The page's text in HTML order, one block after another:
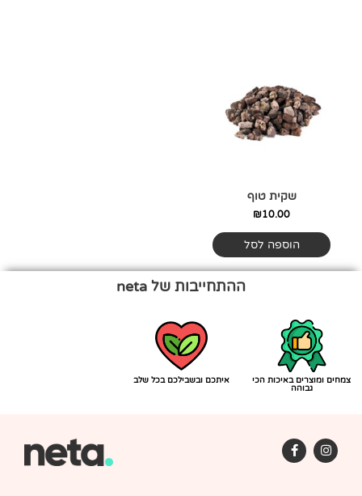
שקית טוף
₪10.00
הוספה לסל
ההתחייבות של neta
צמחים ומוצרים באיכות הכי
גבוהה
איתכם ובשבילכם בכל שלב
I
n
s
F
a
c